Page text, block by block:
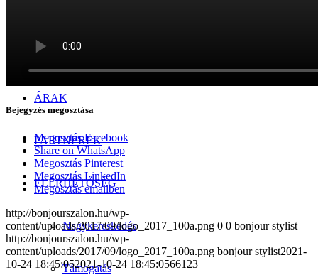
ÁRAK
PARTNEREK
ELÉRHETŐSÉG
Nagykereskedés
Támogatás
Bejegyzés megosztása
Megosztás Facebook
Share on WhatsApp
Megosztás Pinterest
Megosztás LinkedIn
Megosztás emailben
http://bonjourszalon.hu/wp-
content/uploads/2017/09/logo_2017_100a.png 0 0 bonjour stylist
http://bonjourszalon.hu/wp-
content/uploads/2017/09/logo_2017_100a.png bonjour stylist2021-
10-24 18:45:052021-10-24 18:45:0566123